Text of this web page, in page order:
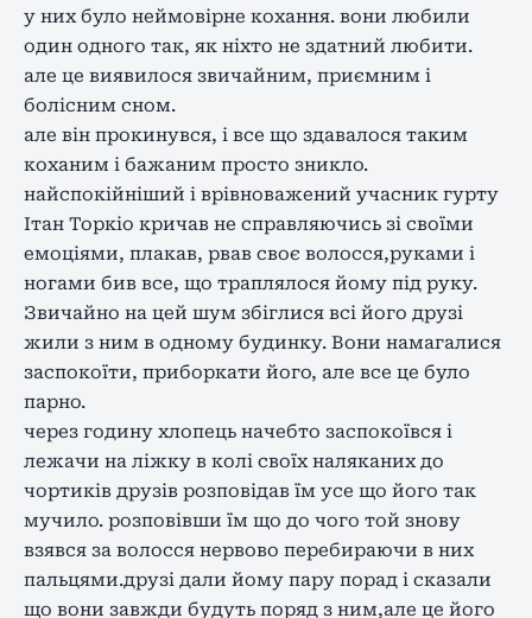
у них було неймовірне кохання. вони любили
один одного так, як ніхто не здатний любити.
але це виявилося звичайним, приємним і
болісним сном.
але він прокинувся, і все що здавалося таким
коханим і бажаним просто зникло.
найспокійніший і врівноважений учасник гурту
Ітан Торкіо кричав не справляючись зі своїми
емоціями, плакав, рвав своє волосся,руками і
ногами бив все, що траплялося йому під руку.
Звичайно на цей шум збіглися всі його друзі
жили з ним в одному будинку. Вони намагалися
заспокоїти, приборкати його, але все це було
парно.
через годину хлопець начебто заспокоївся і
лежачи на ліжку в колі своїх наляканих до
чортиків друзів розповідав їм усе що його так
мучило. розповівши їм що до чого той знову
взявся за волосся нервово перебираючи в них
пальцями.друзі дали йому пару порад і сказали
що вони завжди будуть поряд з ним,але це його